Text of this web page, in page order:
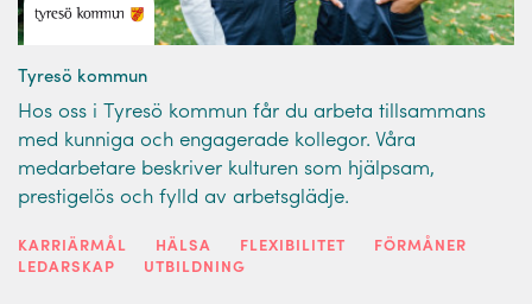
Tyresö kommun
Hos oss i Tyresö kommun får du arbeta tillsammans
med kunniga och engagerade kollegor. Våra
medarbetare beskriver kulturen som hjälpsam,
prestigelös och fylld av arbetsglädje.
KARRIÄRMÅL HÄLSA FLEXIBILITET
FÖRMÅNER
LEDARSKAP
UTBILDNING